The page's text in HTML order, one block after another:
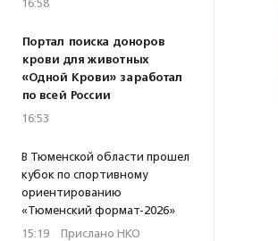
16:58
Портал поиска доноров
крови для животных
«Одной Крови» заработал
по всей России
16:53
В Тюменской области прошел
кубок по спортивному
ориентированию
«Тюменский формат-2026»
15:19 · Прислано НКО